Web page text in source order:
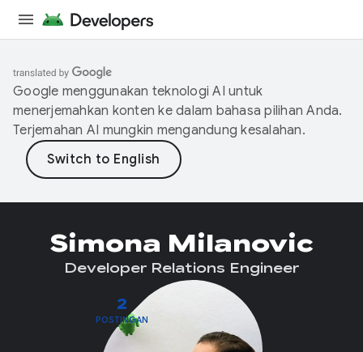
Google menggunakan teknologi AI untuk
menerjemahkan konten ke dalam bahasa pilihan Anda.
Terjemahan AI mungkin mengandung kesalahan.
2
POSTINGAN
Simona Milanovic
Developer Relations Engineer